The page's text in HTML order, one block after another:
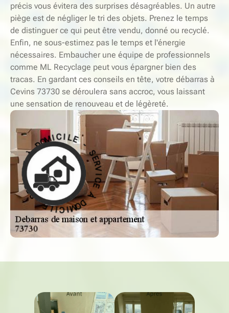
précis vous évitera des surprises désagréables. Un autre
piège est de négliger le tri des objets. Prenez le temps
de distinguer ce qui peut être vendu, donné ou recyclé.
Enfin, ne sous-estimez pas le temps et l'énergie
nécessaires. Embaucher une équipe de professionnels
comme ML Recyclage peut vous épargner bien des
tracas. En gardant ces conseils en tête, votre débarras à
Cevins 73730 se déroulera sans accroc, vous laissant
une sensation de renouveau et de légèreté.
S
E
R
V
I
C
E
À
D
O
M
IC
ILE - SER
V I
C
E
À
D
O
M
I
C
I
L
E
-